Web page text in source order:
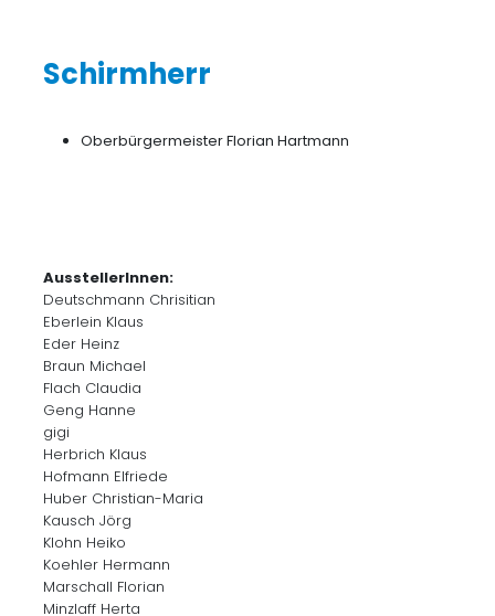
Schirmherr
Oberbürgermeister Florian Hartmann
AusstellerInnen:
Deutschmann Chrisitian
Eberlein Klaus
Eder Heinz
Braun Michael
Flach Claudia
Geng Hanne
gigi
Herbrich Klaus
Hofmann Elfriede
Huber Christian-Maria
Kausch Jörg
Klohn Heiko
Koehler Hermann
Marschall Florian
Minzlaff Herta